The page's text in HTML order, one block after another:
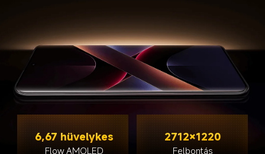
6,67 hüvelykes
Flow AMOLED
2712×1220
Felbontás